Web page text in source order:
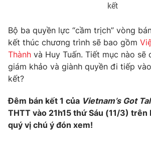
kết
Bộ ba quyền lực “cầm trịch” vòng
kết thúc chương trình sẽ bao gồm
Thành và Huy Tuấn. Tiết mục nào sẽ
giám khảo và giành quyền đi tiếp
kết?
Đêm bán kết 1 của Vietnam’s Got
THTT vào 21h15 thứ Sáu (11/3)
quý vị chú ý đón xem!